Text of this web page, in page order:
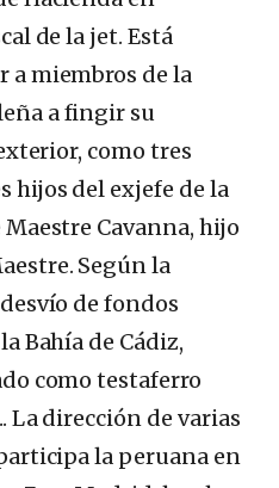
de la jet. Está
a miembros de la
a fingir su
como tres
hijos del exjefe de la
Maestre Cavanna, hijo
Según la
de fondos
Bahía de Cádiz,
como testaferro
La dirección de varias
la peruana en